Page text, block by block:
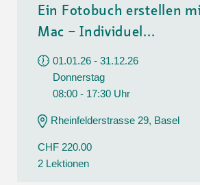
Ein Fotobuch erstellen
Mac – Individuel...
01.01.26 - 31.12.26
Donnerstag
08:00 - 17:30 Uhr
Rheinfelderstrasse 29, Basel
CHF 220.00
2 Lektionen